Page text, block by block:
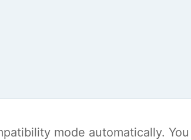
mode automatically.